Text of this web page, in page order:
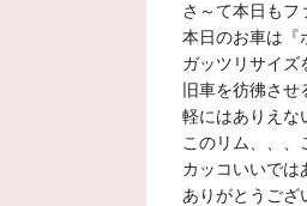
さ～て本日もフ
本日のお車は『
ガッツリサイズ
旧車を彷彿さ
軽にはありえな
このリム、、、
カッコいいでは
ありがとうござ